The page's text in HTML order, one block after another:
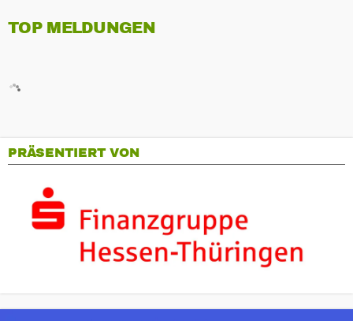
TOP MELDUNGEN
PRÄSENTIERT VON